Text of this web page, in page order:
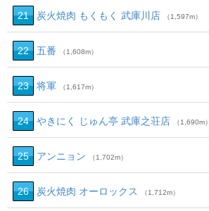
21 炭火焼肉 もくもく 武庫川店 （1,597m）
22 五番 （1,608m）
23 将軍 （1,617m）
24 やきにく じゅん亭 武庫之荘店 （1,690m）
25 アンニョン （1,702m）
26 炭火焼肉 オーロックス （1,712m）